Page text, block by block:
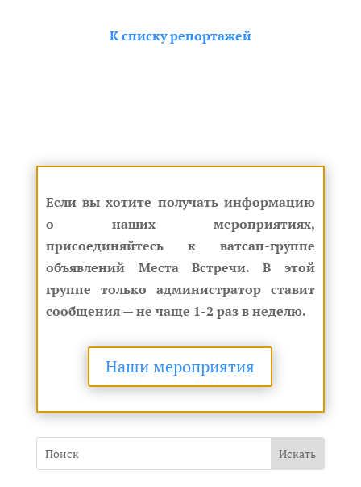
К списку репортажей
Если вы хотите получать информацию
о наших мероприятиях,
присоединяйтесь к ватсап-группе
объявлений Места Встречи. В этой
группе только администратор ставит
сообщения — не чаще 1-2 раз в неделю.
Наши мероприятия